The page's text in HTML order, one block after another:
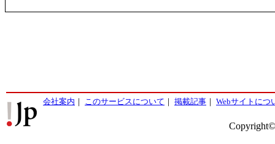
会社案内 ｜ このサービスについて ｜ 掲載記事 ｜ Webサイトにつ